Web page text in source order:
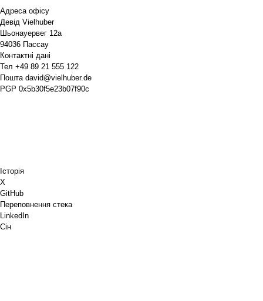
Адреса офісу
Девід Vielhuber
Шьонауервег 12a
94036 Пассау
Контактні дані
Тел +49 89 21 555 122
Пошта david@vielhuber.de
PGP 0x5b30f5e23b07f90c
Історія
X
GitHub
Переповнення стека
LinkedIn
Сін